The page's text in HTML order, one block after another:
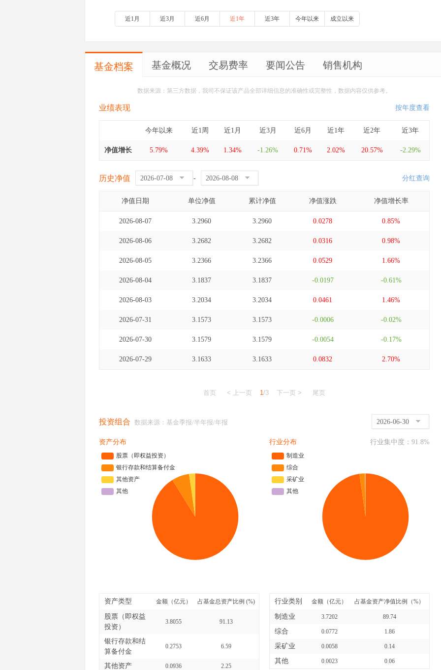
近1月 近3月 近6月 近1年 近3年 今年以来 成立以来
基金档案 基金概况 交易费率 要闻公告 销售机构
数据来源：第三方数据，我司不保证该产品全部详细信息的准确性或完整性，数据内容仅供参考。
业绩表现 按年度查看
今年以来 近1周 近1月 近3月 近6月 近1年 近2年 近3年
净值增长 5.79% 4.39% 1.34% -1.26% 0.71% 2.02% 20.57% -2.29%
历史净值 - 分红查询
净值日期 单位净值 累计净值 净值涨跌 净值增长率
2026-08-07 3.2960 3.2960 0.0278 0.85%
2026-08-06 3.2682 3.2682 0.0316 0.98%
2026-08-05 3.2366 3.2366 0.0529 1.66%
2026-08-04 3.1837 3.1837 -0.0197 -0.61%
2026-08-03 3.2034 3.2034 0.0461 1.46%
2026-07-31 3.1573 3.1573 -0.0006 -0.02%
2026-07-30 3.1579 3.1579 -0.0054 -0.17%
2026-07-29 3.1633 3.1633 0.0832 2.70%
首页 < 上一页 1/3 下一页 > 尾页
投资组合 数据来源：基金季报/半年报/年报 2026-06-30
资产分布
资产类型 金额（亿元） 占基金总资产比例 (%)
股票（即权益
投资）
3.8055 91.13
银行存款和结
算备付金
0.2753 6.59
其他资产 0.0936 2.25
行业分布 行业集中度： 91.8%
行业类别 金额（亿元） 占基金资产净值比例（%）
制造业 3.7202 89.74
综合 0.0772 1.86
采矿业 0.0058 0.14
其他 0.0023 0.06